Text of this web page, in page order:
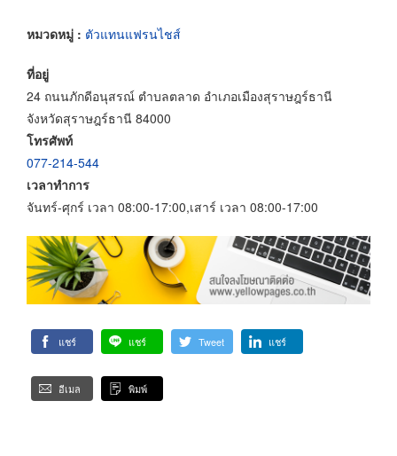
หมวดหมู่ : ตัวแทนแฟรนไชส์
ที่อยู่
24 ถนนภักดีอนุสรณ์ ตำบลตลาด อำเภอเมืองสุราษฎร์ธานี
จังหวัดสุราษฎร์ธานี 84000
โทรศัพท์
077-214-544
เวลาทำการ
จันทร์-ศุกร์ เวลา 08:00-17:00,เสาร์ เวลา 08:00-17:00
แชร์ แชร์ Tweet แชร์
อีเมล พิมพ์